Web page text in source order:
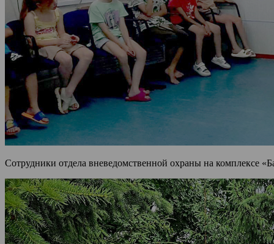
Сотрудники отдела вневедомственной охраны на комплексе